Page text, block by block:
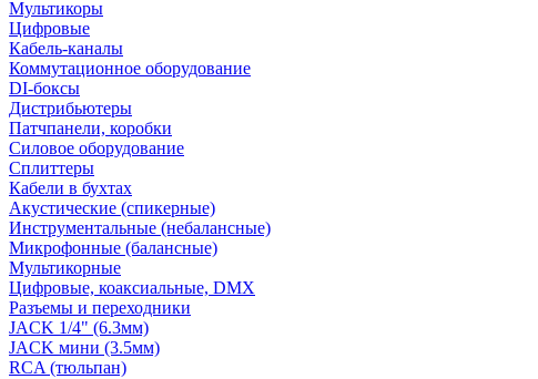
Мультикоры
Цифровые
Кабель-каналы
Коммутационное оборудование
DI-боксы
Дистрибьютеры
Патчпанели, коробки
Силовое оборудование
Сплиттеры
Кабели в бухтах
Акустические (спикерные)
Инструментальные (небалансные)
Микрофонные (балансные)
Мультикорные
Цифровые, коаксиальные, DMX
Разъемы и переходники
JACK 1/4" (6.3мм)
JACK мини (3.5мм)
RCA (тюльпан)